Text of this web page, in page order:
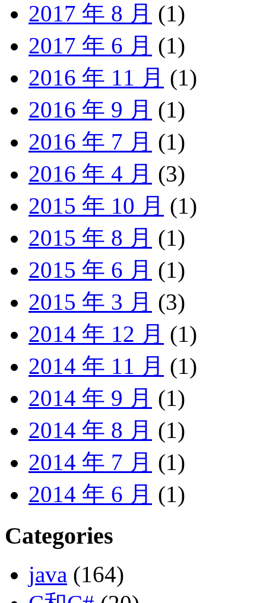
2017 年 8 月 (1)
2017 年 6 月 (1)
2016 年 11 月 (1)
2016 年 9 月 (1)
2016 年 7 月 (1)
2016 年 4 月 (3)
2015 年 10 月 (1)
2015 年 8 月 (1)
2015 年 6 月 (1)
2015 年 3 月 (3)
2014 年 12 月 (1)
2014 年 11 月 (1)
2014 年 9 月 (1)
2014 年 8 月 (1)
2014 年 7 月 (1)
2014 年 6 月 (1)
Categories
java (164)